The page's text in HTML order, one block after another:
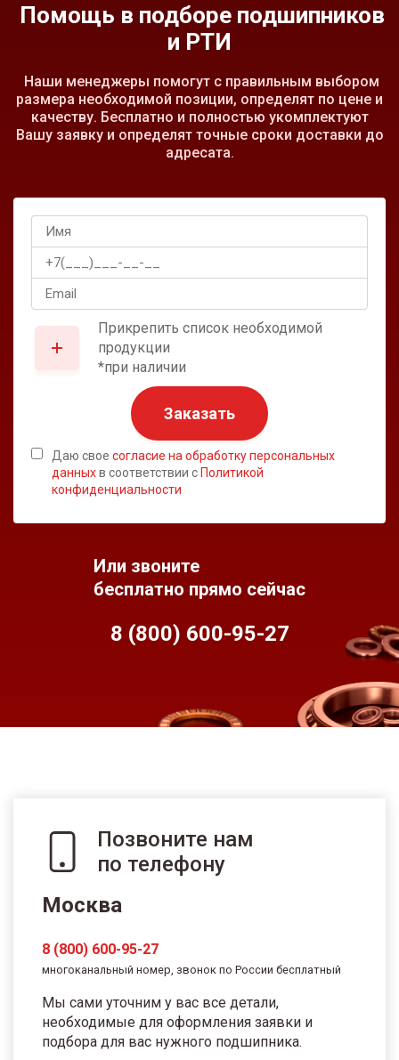
Помощь в подборе подшипников
и РТИ
Наши менеджеры помогут с правильным выбором
размера необходимой позиции, определят по цене и
качеству. Бесплатно и полностью укомплектуют
Вашу заявку и определят точные сроки доставки до
адресата.
Прикрепить список необходимой
продукции
*при наличии
Заказать
Даю свое согласие на обработку персональных
данныхв соответствии с Политикой
конфиденциальности
Или звоните
бесплатно прямо сейчас
8 (800) 600-95-27
Позвоните нам
по телефону
Москва
8 (800) 600-95-27
многоканальный номер, звонок по России бесплатный
Мы сами уточним у вас все детали,
необходимые для оформления заявки и
подбора для вас нужного подшипника.